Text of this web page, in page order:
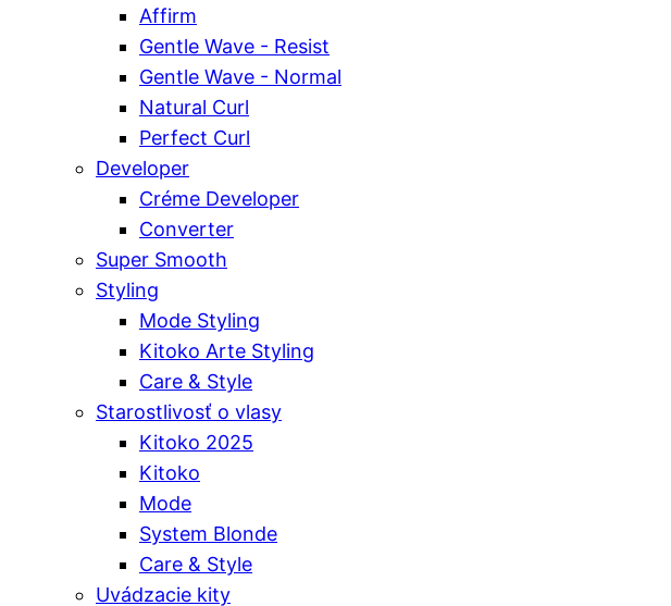
Affirm
Gentle Wave - Resist
Gentle Wave - Normal
Natural Curl
Perfect Curl
Developer
Créme Developer
Converter
Super Smooth
Styling
Mode Styling
Kitoko Arte Styling
Care & Style
Starostlivosť o vlasy
Kitoko 2025
Kitoko
Mode
System Blonde
Care & Style
Uvádzacie kity